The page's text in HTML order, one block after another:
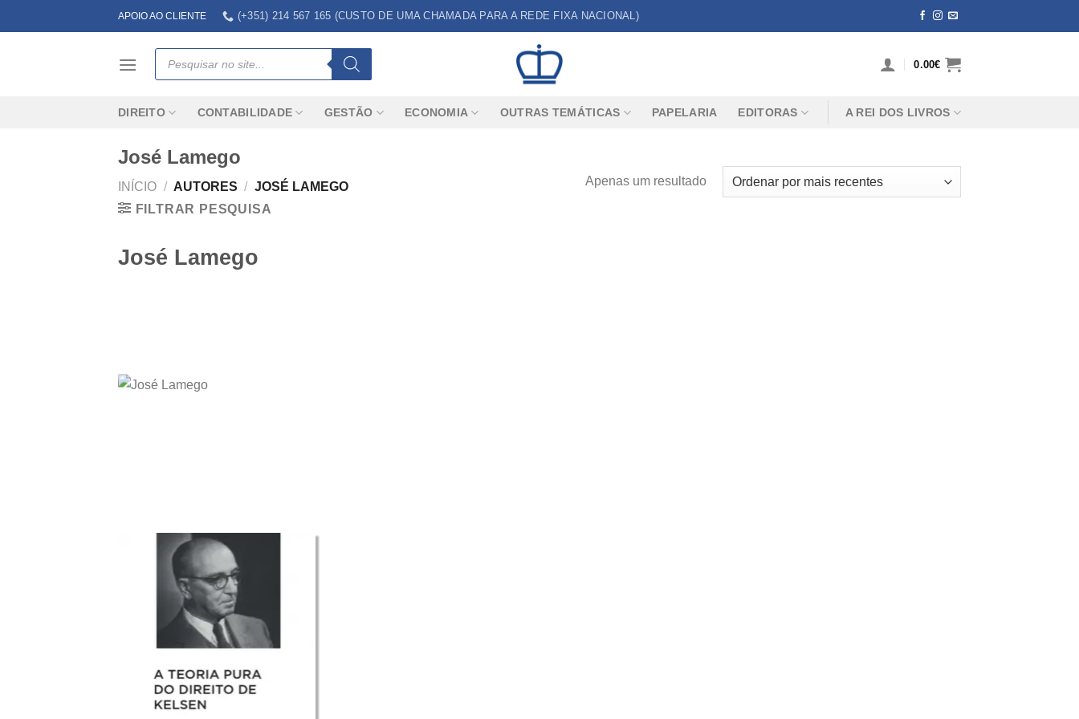
to
APOIO AO CLIENTE (+351) 214 567 165 (CUSTO DE UMA CHAMADA PARA A REDE FIXA NACIONAL)
Products
search
0.00€
DIREITO CONTABILIDADE GESTÃO ECONOMIA OUTRAS TEMÁTICAS PAPELARIA EDITORAS A REI DOS LIVROS
José Lamego
INÍCIO / AUTORES / JOSÉ LAMEGO
FILTRAR PESQUISA
Apenas um resultado
José Lamego